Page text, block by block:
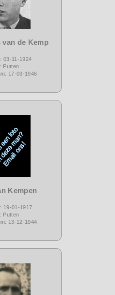
de Kemp
03-11-1924
Putten
17-03-1946
Kempen
19-01-1917
Putten
13-12-1944